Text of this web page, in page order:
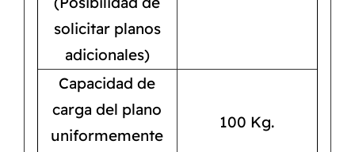
solicitar planos
adicionales)
Capacidad de
carga del plano
uniformemente
100 Kg.